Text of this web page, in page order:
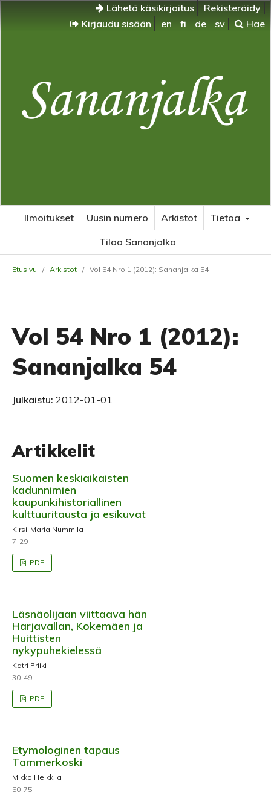
Lähetä käsikirjoitus
Rekisteröidy
Kirjaudu sisään
en fi de sv Hae
Ilmoitukset Uusin numero Arkistot
Tietoa
Tilaa Sananjalka
Etusivu / Arkistot / Vol 54 Nro 1 (2012): Sananjalka 54
Vol 54 Nro 1 (2012):
Sananjalka 54
Julkaistu: 2012-01-01
Artikkelit
Suomen keskiaikaisten
kadunnimien
kaupunkihistoriallinen
kulttuuritausta ja esikuvat
Kirsi-Maria Nummila
7-29
PDF
Läsnäolijaan viittaava hän
Harjavallan, Kokemäen ja
Huittisten
nykypuhekielessä
Katri Priiki
30-49
PDF
Etymologinen tapaus
Tammerkoski
Mikko Heikkilä
50-75